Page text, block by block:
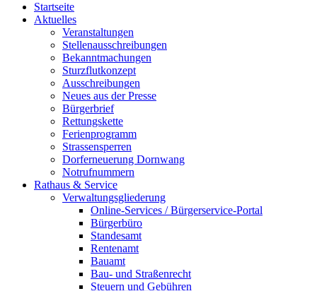
Startseite
Aktuelles
Veranstaltungen
Stellenausschreibungen
Bekanntmachungen
Sturzflutkonzept
Ausschreibungen
Neues aus der Presse
Bürgerbrief
Rettungskette
Ferienprogramm
Strassensperren
Dorferneuerung Dornwang
Notrufnummern
Rathaus & Service
Verwaltungsgliederung
Online-Services / Bürgerservice-Portal
Bürgerbüro
Standesamt
Rentenamt
Bauamt
Bau- und Straßenrecht
Steuern und Gebühren